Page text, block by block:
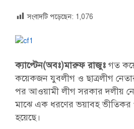
সংবাদটি পড়েছেন: 1,076
ক্যাপ্টেন(অবঃ)মারুফ রাজুঃগত
কয়েকজন যুবলীগ ও ছাত্রলীগ
পর আওয়ামী লীগ সরকার দলীয়
মাঝে এক ধরণের ভয়াবহ ভীতিকর
হয়েছে।